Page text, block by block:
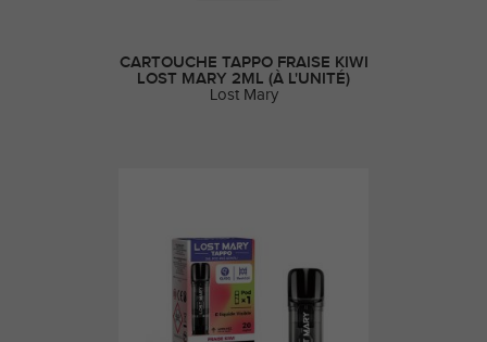
CARTOUCHE TAPPO FRAISE KIWI
LOST MARY 2ML (À L'UNITÉ)
Lost Mary